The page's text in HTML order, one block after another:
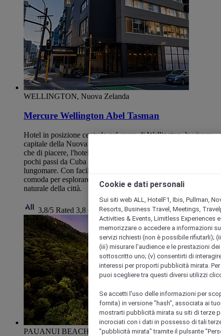
WELLINGTON, Nuova Zelanda
Mercure Wellington Abel Tasman
Hotel in posizione centrale nel cuore di Wellington, la vivace
capitale della Nuova Zelanda. Perfetto sia per i viaggi d'affari
che di piacere, l'hotel offre sistemazioni comode e moderne a
pochi passi da Cuba Street, dal Te Papa Museum e dal
lungomare. Con facile accesso ai mezzi pubblici, è una base
comoda per esplorare la cultura, la cucina e la bellezza
naturale della città.
3,8/5 Rated 3,8 of 5
PAUANUI BEACH, Nuova Zelanda
Cookie e dati personali
Sui siti web ALL, HotelF1, Ibis, Pullman,
Resorts, Business Travel, Meetings,
Activities & Events, Limitless Experiences
memorizzare o accedere a informazioni
servizi richiesti (non è possibile rifiutarli);
(iii) misurare l'audience e le prestazioni
sottoscritto uno; (v) consentirti di
interessi per proporti pubblicità mirata.
puoi scegliere tra questi diversi utilizzi
Se accetti l'uso delle informazioni per
fornita) in versione "hash", associata ai
mostrarti pubblicità mirata su siti di terze
incrociati con i dati in possesso di tali
"pubblicità mirata" tramite il pulsante